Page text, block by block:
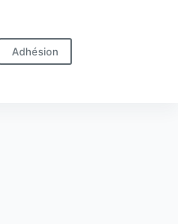
Adhésion